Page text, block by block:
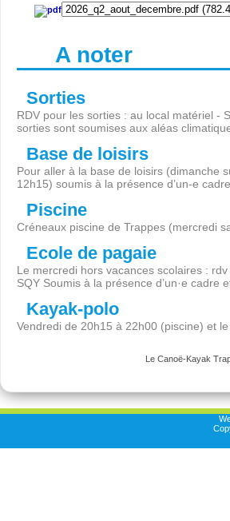
A noter
Sorties
RDV pour les sorties : au local matériel -
sorties sont soumises aux aléas
Base de loisirs
Pour aller à la base de loisirs (dimanche
12h15) soumis à la présence d’un-e
Piscine
Créneaux piscine de Trappes (mercredi
Ecole de pagaie
Le mercredi hors vacances scolaires :
SQY Soumis à la présence d’un·e cadre
Kayak-polo
Vendredi de 20h15 à 22h00 (piscine) et
Le Canoë-Kayak